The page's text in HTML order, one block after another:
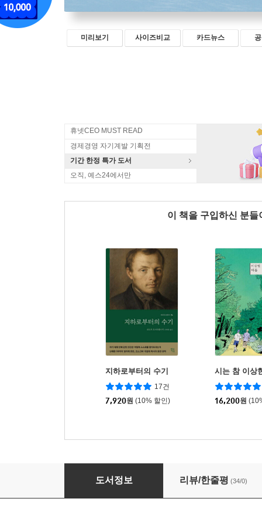
미리보기 사이즈비교 카드뉴스
휴넷CEO MUST READ
경제경영 자기계발 기획전
기간 한정 특가 도서
오직, 예스24에서만
이 책을 구입하신 분
지하로부터의 수기
17건
7,920원 (10% 할인)
시는 참 이상
16,200원
혼자 떠안지 않는 연습
도서정보 리뷰/한줄평 (34/0)